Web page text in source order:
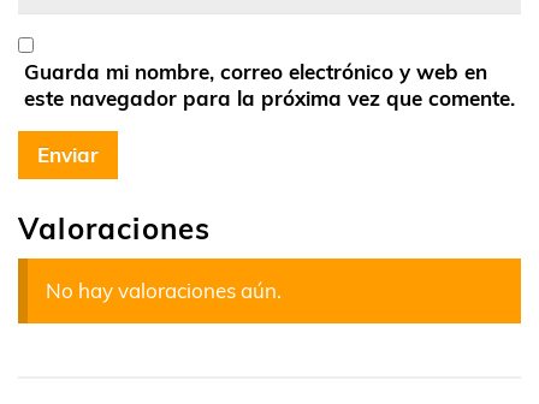
Valoraciones
No hay valoraciones aún.
Guarda mi nombre, correo electrónico y web en
este navegador para la próxima vez que comente.